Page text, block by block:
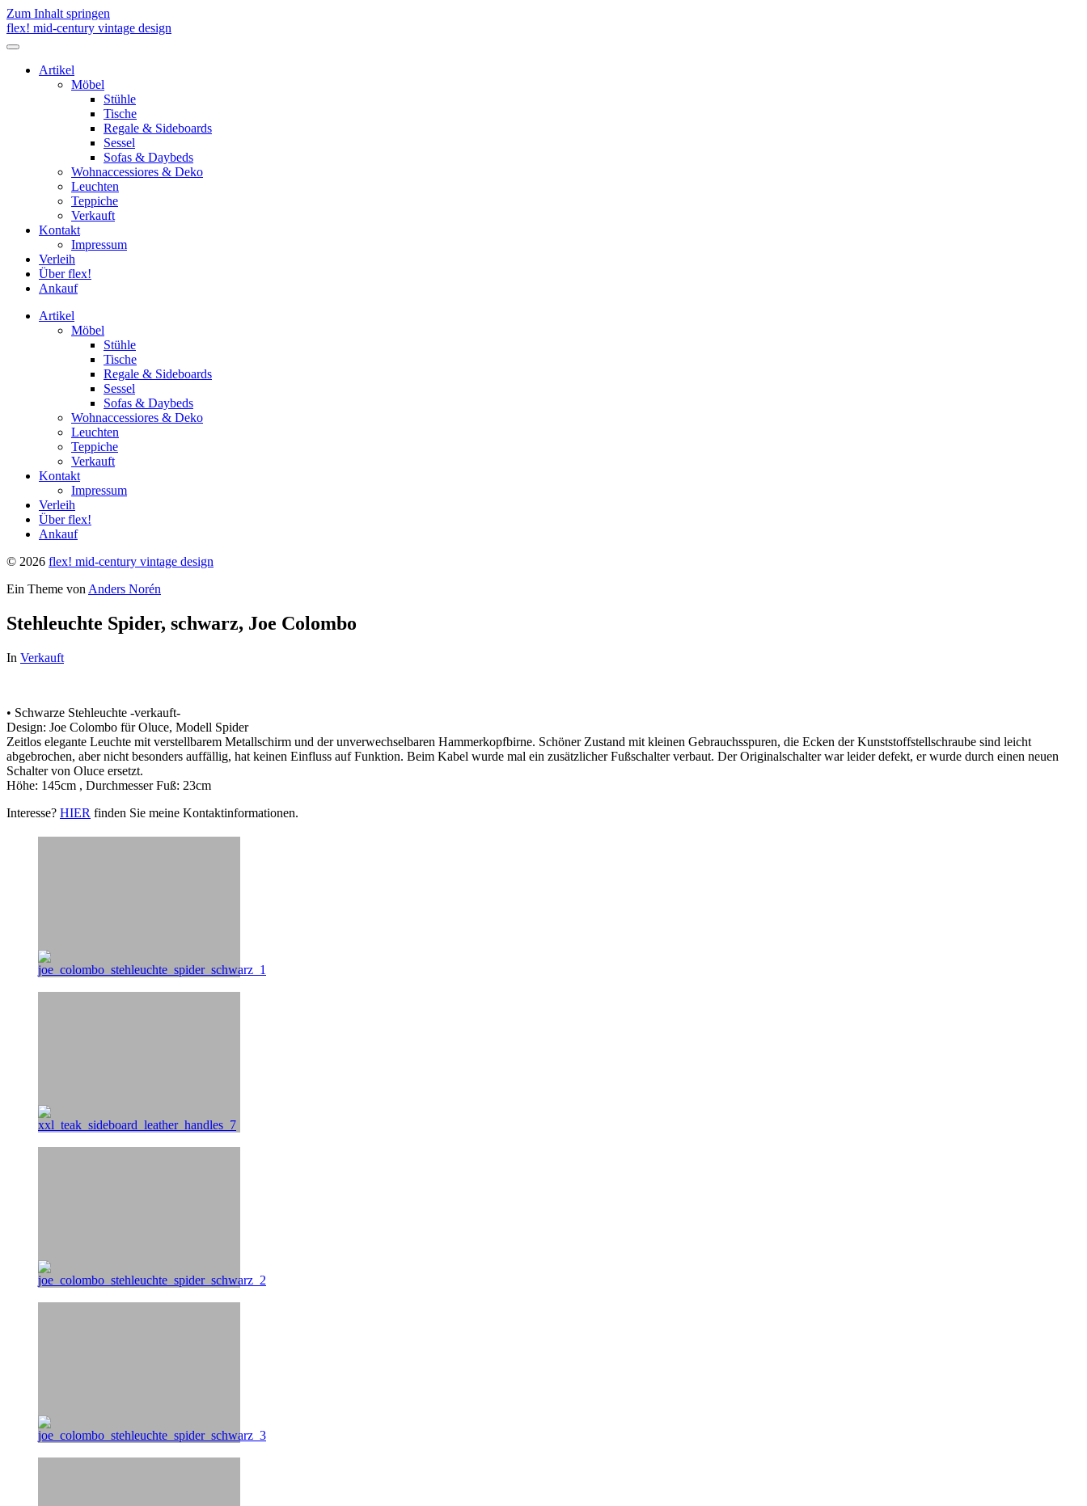
Zum Inhalt springen
flex! mid-century vintage design
Menü
umschalten
Artikel
Möbel
Stühle
Tische
Regale & Sideboards
Sessel
Sofas & Daybeds
Wohnaccessiores & Deko
Leuchten
Teppiche
Verkauft
Kontakt
Impressum
Verleih
Über flex!
Ankauf
Artikel
Möbel
Stühle
Tische
Regale & Sideboards
Sessel
Sofas & Daybeds
Wohnaccessiores & Deko
Leuchten
Teppiche
Verkauft
Kontakt
Impressum
Verleih
Über flex!
Ankauf
© 2026 flex! mid-century vintage design
Ein Theme von Anders Norén
Stehleuchte Spider, schwarz, Joe Colombo
In Verkauft
• Schwarze Stehleuchte -verkauft-
Design: Joe Colombo für Oluce, Modell Spider
Zeitlos elegante Leuchte mit verstellbarem Metallschirm und der unverwechselbaren Hammerkopfbirne. Schöner Zustand mit kleinen Gebrauchsspuren, die Ecken der Kunststoffstellschraube sind leicht
abgebrochen, aber nicht besonders auffällig, hat keinen Einfluss auf Funktion. Beim Kabel wurde mal ein zusätzlicher Fußschalter verbaut. Der Originalschalter war leider defekt, er wurde durch einen neuen
Schalter von Oluce ersetzt.
Höhe: 145cm , Durchmesser Fuß: 23cm
Interesse? HIER finden Sie meine Kontaktinformationen.